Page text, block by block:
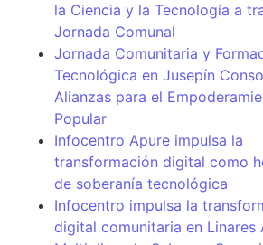
la Ciencia y la Tecnología a
Jornada Comunal
Jornada Comunitaria y
Tecnológica en Jusepín
Alianzas para el
Popular
Infocentro Apure impulsa la
transformación digital como
de soberanía tecnológica
Infocentro impulsa la
digital comunitaria en Linares